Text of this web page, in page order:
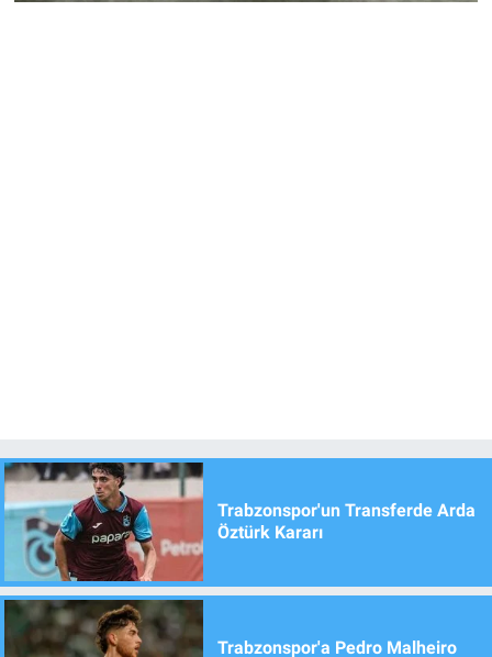
Trabzonspor'un Transferde Arda
Öztürk Kararı
Trabzonspor'a Pedro Malheiro